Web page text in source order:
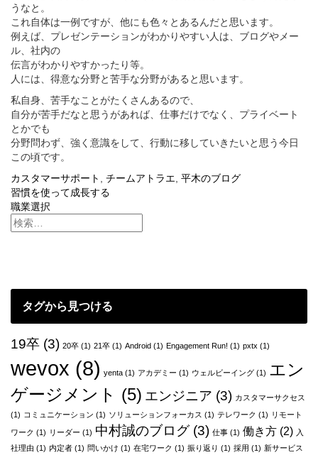
うなと。
これ自体は一例ですが、他にも色々とあるんだと思います。
例えば、プレゼンテーションがわかりやすい人は、ブログやメー
ル、社内の
伝言がわかりやすかったり等。
人には、得意な分野と苦手な分野があると思います。
私自身、苦手なことがたくさんあるので、
自分が苦手だなと思うがあれば、仕事だけでなく、プライベート
とかでも
分野問わず、強く意識をして、行動に移していきたいと思う今日
この頃です。
カスタマーサポート
チームアトラエ 平木のブログ
投
稿
ゲ
ー
シ
ョ
ン
習慣を使って成長する
職業選択
タグから見つける
19卒 (3) 20卒 (1) 21卒 (1) Android (1) Engagement Run! (1) pxtx (1)
wevox (8) yenta (1) アカデミー (1) ウェルビーイング (1) エン
ゲージメント (5) エンジニア (3) カスタマーサクセス
(1) コミュニケーション (1) ソリューションフォーカス (1) テレワーク (1) リモート
ワーク (1) リーダー (1) 中村誠のブログ(3) 仕事 (1) 働き方 (2) 入
社理由 (1) 内定者 (1) 問いかけ (1) 在宅ワーク (1) 振り返り (1) 採用 (1) 新サービス